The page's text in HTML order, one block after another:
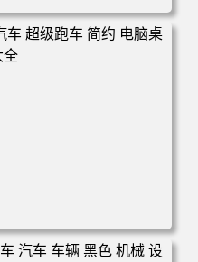
图稿 渐变 电脑桌面 高清壁
级跑车 简约 电脑桌面 高清